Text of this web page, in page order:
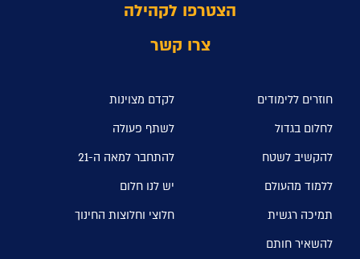
הצטרפו לקהילה
צרו קשר
חוזרים ללימודים
לקדם מצוינות
לחלום בגדול
לשתף פעולה
להקשיב לשטח
להתחבר למאה ה-21
ללמוד מהעולם
יש לנו חלום
תמיכה רגשית
חלוצי וחלוצות החינוך
להשאיר חותם